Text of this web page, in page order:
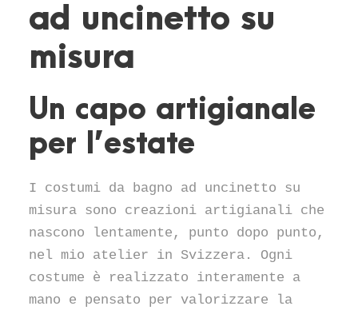
ad uncinetto su
misura
Un capo artigianale
per l’estate
I costumi da bagno ad uncinetto su
misura sono creazioni artigianali che
nascono lentamente, punto dopo punto,
nel mio atelier in Svizzera. Ogni
costume è realizzato interamente a
mano e pensato per valorizzare la